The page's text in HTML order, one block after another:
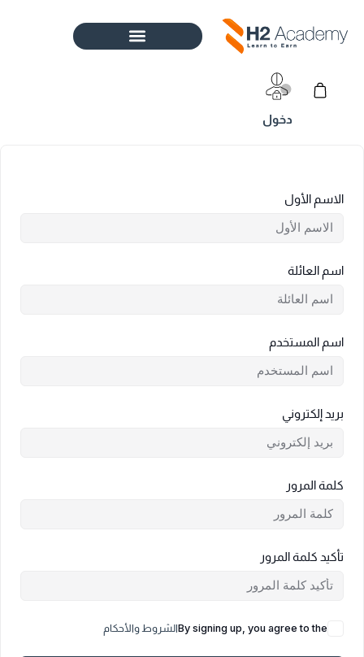
المحتوى
Cart
الاسم الأول
اسم العائلة
اسم المستخدم
بريد إلكتروني
كلمة المرور
تأكيد كلمة المرور
By signing up, you agree to theالشروط والأحكام